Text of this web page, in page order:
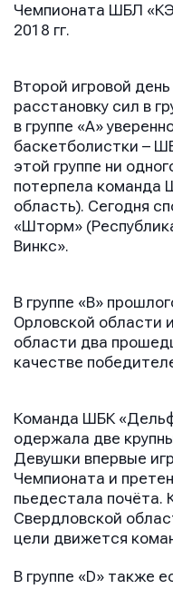
Чемпионата ШБЛ
2018 гг.
Второй игровой
расстановку сил в
в группе «A»
баскетболистки –
этой группе ни
потерпела команда
область). Сегодня
«Шторм»
Винкс».
В группе «B»
Орловской области
области два
качестве
Команда ШБК
одержала две
Девушки впервые
Чемпионата и
пьедестала почёта.
Свердловской
цели движется
В группе «D» также